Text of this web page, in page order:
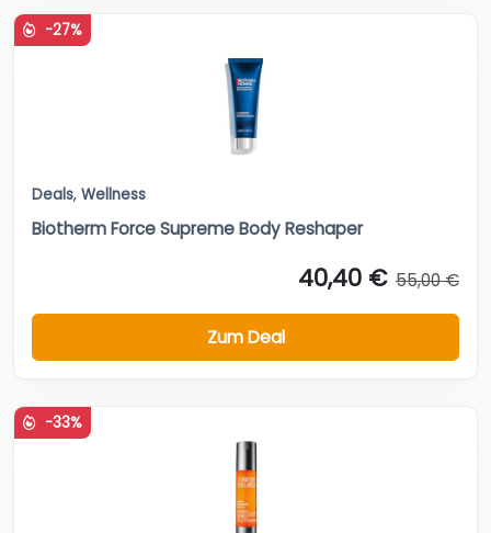
-27%
Deals, Wellness
Biotherm Force Supreme Body Reshaper
40,40 € 55,00 €
Zum Deal
-33%